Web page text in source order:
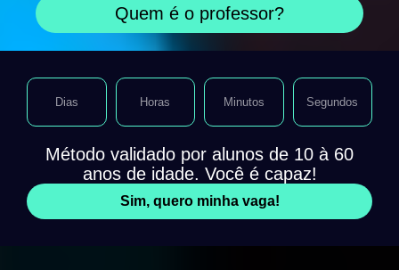
Quem é o professor?
Método validado por alunos de 10 à 60
anos de idade. Você é capaz!
Sim, quero minha vaga!
Dias Horas Minutos Segundos